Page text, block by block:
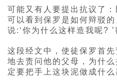
可能又有人要提出抗议了
可以看到保罗是如何辩驳
说:‘你为什么这样造我呢?
这段经文中，使徒保罗首
地去责问他的父母，为什
定要把手上这块泥做成什